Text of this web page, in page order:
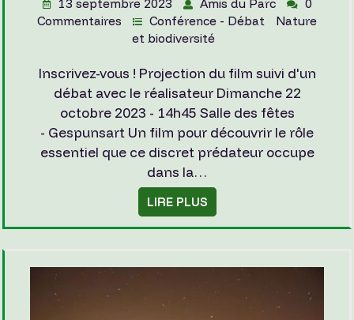
13 septembre 2023 Amis du Parc
0
Commentaires
Conférence - Débat
Nature
et biodiversité
Inscrivez-vous ! Projection du film suivi d'un
débat avec le réalisateur Dimanche 22
octobre 2023 - 14h45 Salle des fêtes
- Gespunsart Un film pour découvrir le rôle
essentiel que ce discret prédateur occupe
dans la…
LIRE PLUS